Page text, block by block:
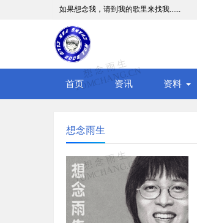
如果想念我，请到我的歌里来找我......
首页 资讯 资料
想念雨生